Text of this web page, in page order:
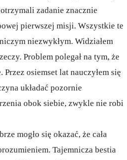
zadanie znacznie
pierwszej misji. Wszystkie te
niezwykłym. Widziałem
Problem polegał na tym, że
osiemset lat nauczyłem się
układać pozornie
obok siebie, zwykle nie robi
mogło się okazać, że cała
Tajemnicza bestia